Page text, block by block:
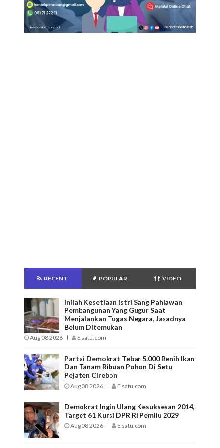
RECENT POPULAR VIDEO
Inilah Kesetiaan Istri Sang Pahlawan
Pembangunan Yang Gugur Saat
Menjalankan Tugas Negara, Jasadnya
Belum Ditemukan
Aug 08 2026 E satu.com
Partai Demokrat Tebar 5.000 Benih Ikan
Dan Tanam Ribuan Pohon Di Setu
Pejaten Cirebon
Aug 08 2026 E satu.com
Demokrat Ingin Ulang Kesuksesan 2014,
Target 61 Kursi DPR RI Pemilu 2029
Aug 08 2026 E satu.com